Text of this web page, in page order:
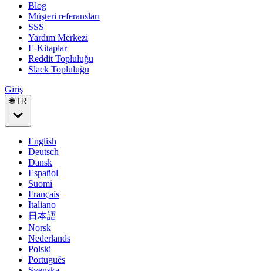
Blog
Müşteri referansları
SSS
Yardım Merkezi
E-Kitaplar
Reddit Topluluğu
Slack Topluluğu
Giriş
🌐 TR
English
Deutsch
Dansk
Español
Suomi
Français
Italiano
日本語
Norsk
Nederlands
Polski
Português